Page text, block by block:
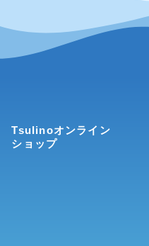
Tsulinoオンライン
ショップ